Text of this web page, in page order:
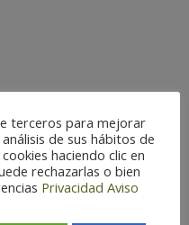
terceros para mejorar
de sus hábitos de
haciendo clic en
rechazarlas o bien
Privacidad Aviso